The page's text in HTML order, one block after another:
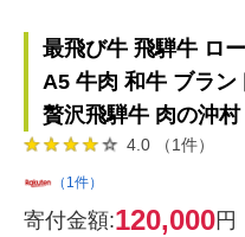
最飛び牛 飛騨牛 ロ
A5 牛肉 和牛 ブラン
贅沢飛騨牛 肉の沖村
4.0 （1件）
（1件）
寄付金額:120,000円